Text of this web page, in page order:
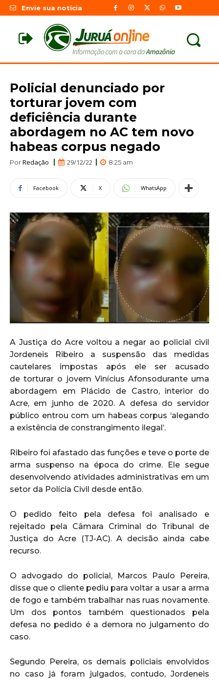
Envie sua notícia
Policial denunciado por
torturar jovem com
deficiência durante
abordagem no AC tem novo
habeas corpus negado
PorRedação 29/12/22 8:25 am
Facebook X WhatsApp
A Justiça do Acre voltou a negar ao policial civil
Jordeneis Ribeiro a suspensão das medidas
cautelares impostas após ele ser acusado
de torturar o jovem Vinícius Afonsodurante uma
abordagem em Plácido de Castro, interior do
Acre, em junho de 2020. A defesa do servidor
público entrou com um habeas corpus ‘alegando
a existência de constrangimento ilegal’.
Ribeiro foi afastado das funções e teve o porte de
arma suspenso na época do crime. Ele segue
desenvolvendo atividades administrativas em um
setor da Polícia Civil desde então.
O pedido feito pela defesa foi analisado e
rejeitado pela Câmara Criminal do Tribunal de
Justiça do Acre (TJ-AC). A decisão ainda cabe
recurso.
O advogado do policial, Marcos Paulo Pereira,
disse que o cliente pediu para voltar a usar a arma
de fogo e também trabalhar nas ruas novamente.
Um dos pontos também questionados pela
defesa no pedido é a demora no julgamento do
caso.
Segundo Pereira, os demais policiais envolvidos
no caso já foram julgados, contudo, Jordeneis